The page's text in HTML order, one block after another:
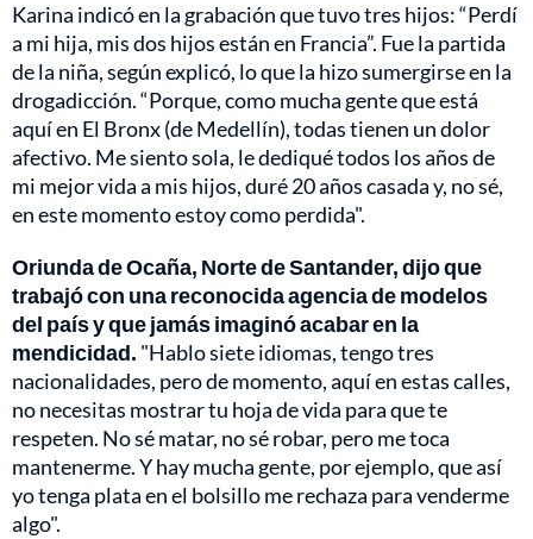
Karina indicó en la grabación que tuvo tres hijos: “Perdí
a mi hija, mis dos hijos están en Francia”. Fue la partida
de la niña, según explicó, lo que la hizo sumergirse en la
drogadicción. “Porque, como mucha gente que está
aquí en El Bronx (de Medellín), todas tienen un dolor
afectivo. Me siento sola, le dediqué todos los años de
mi mejor vida a mis hijos, duré 20 años casada y, no sé,
en este momento estoy como perdida".
Oriunda de Ocaña, Norte de Santander, dijo que
trabajó con una reconocida agencia de modelos
del país y que jamás imaginó acabar en la
mendicidad. "Hablo siete idiomas, tengo tres
nacionalidades, pero de momento, aquí en estas calles,
no necesitas mostrar tu hoja de vida para que te
respeten. No sé matar, no sé robar, pero me toca
mantenerme. Y hay mucha gente, por ejemplo, que así
yo tenga plata en el bolsillo me rechaza para venderme
algo".